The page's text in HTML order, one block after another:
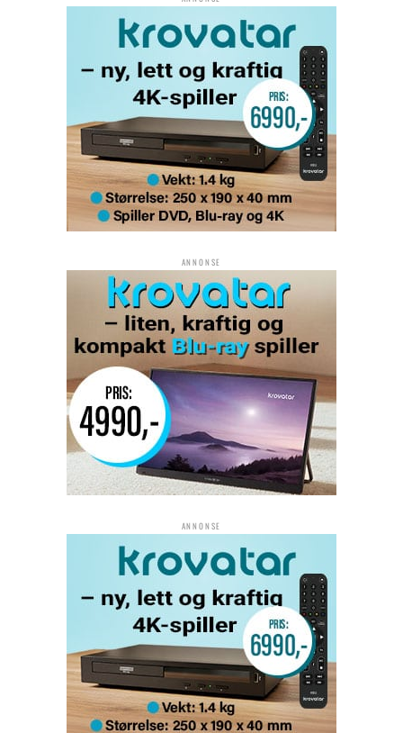
ANNONSE
ANNONSE